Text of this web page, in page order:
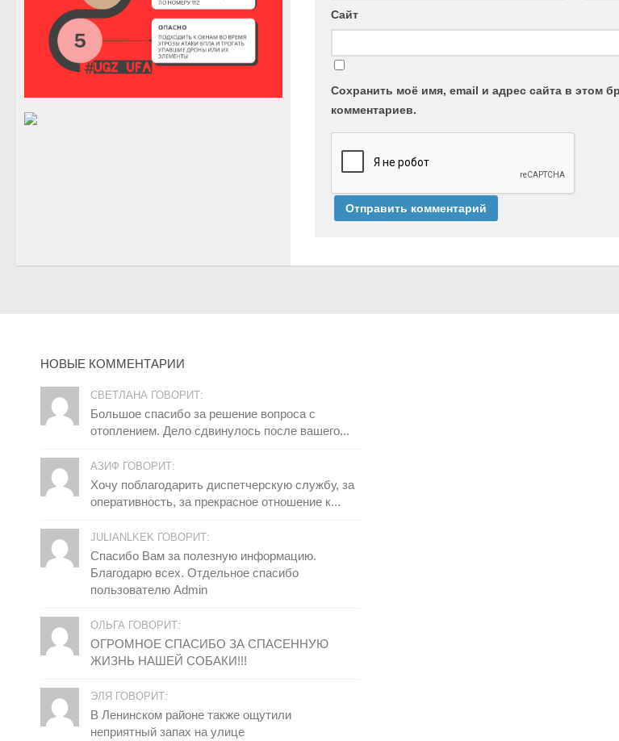
Сайт
Сохранить моё имя, email и адрес сайта в этом
комментариев.
НОВЫЕ КОММЕНТАРИИ
СВЕТЛАНА ГОВОРИТ:
Большое спасибо за решение вопроса с
отоплением. Дело сдвинулось после вашего...
АЗИФ ГОВОРИТ:
Хочу поблагодарить диспетчерскую службу, за
оперативность, за прекрасное отношение к...
JULIANLKEK ГОВОРИТ:
Спасибо Вам за полезную информацию.
Благодарю всех. Отдельное спасибо
пользователю Admin
ОЛЬГА ГОВОРИТ:
ОГРОМНОЕ СПАСИБО ЗА СПАСЕННУЮ
ЖИЗНЬ НАШЕЙ СОБАКИ!!!
ЭЛЯ ГОВОРИТ:
В Ленинском районе также ощутили
неприятный запах на улице